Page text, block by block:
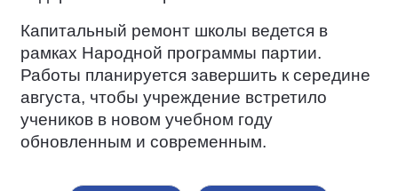
Капитальный ремонт школы ведется в
рамках Народной программы партии.
Работы планируется завершить к середине
августа, чтобы учреждение встретило
учеников в новом учебном году
обновленным и современным.